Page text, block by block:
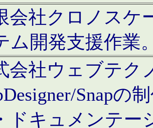
会社クロノスケ
ム開発支援作業
会社ウェブテク
Snapの
ドキュメンテー